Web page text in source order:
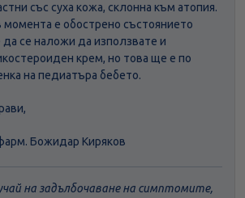
със суха кожа, склонна към атопия.
момента е обострено състоянието
се наложи да използвате и
крем, но това ще е по
на педиатъра бебето.
Божидар Киряков
на задълбочаване на симптомите,